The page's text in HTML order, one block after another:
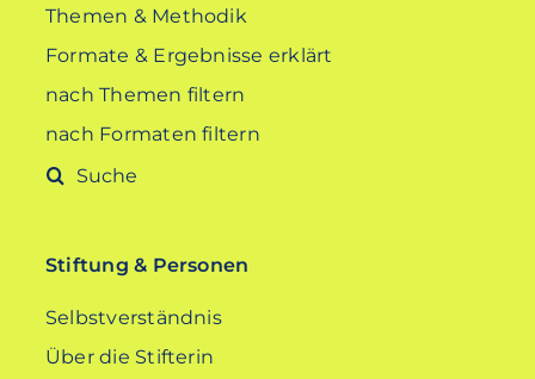
Themen & Methodik
Formate & Ergebnisse erklärt
nach Themen filtern
nach Formaten filtern
Suche
Stiftung & Personen
Selbstverständnis
Über die Stifterin